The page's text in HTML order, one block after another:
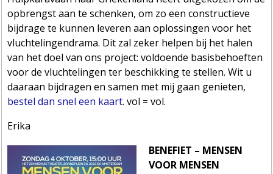
opbrengst aan te schenken, om zo een constructieve
bijdrage te kunnen leveren aan oplossingen voor het
vluchtelingendrama. Dit zal zeker helpen bij het halen
van het doel van ons project: voldoende basisbehoeften
voor de vluchtelingen ter beschikking te stellen. Wit u
daaraan bijdragen en samen met mij gaan genieten,
bestel dan snel een kaart. vol = vol.
Erika
BENEFIET – MENSEN
VOOR MENSEN